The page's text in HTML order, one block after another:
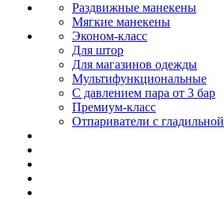
Раздвижные манекены
Мягкие манекены
Эконом-класс
Для штор
Для магазинов одежды
Мультифункциональные
С давлением пара от 3 бар
Премиум-класс
Отпариватели с